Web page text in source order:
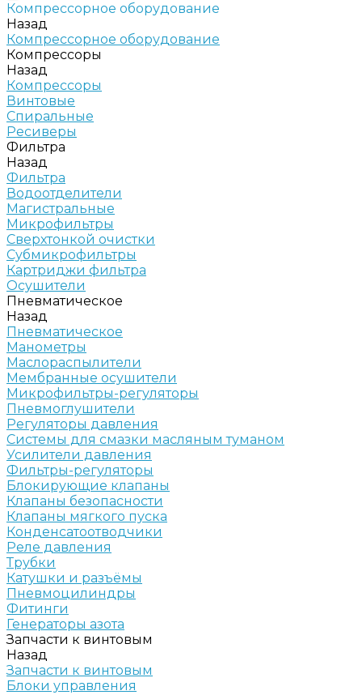
Компрессорное оборудование
Назад
Компрессорное оборудование
Компрессоры
Назад
Компрессоры
Винтовые
Спиральные
Ресиверы
Фильтра
Назад
Фильтра
Водоотделители
Магистральные
Микрофильтры
Сверхтонкой очистки
Субмикрофильтры
Картриджи фильтра
Осушители
Пневматическое
Назад
Пневматическое
Манометры
Маслораспылители
Мембранные осушители
Микрофильтры-регуляторы
Пневмоглушители
Регуляторы давления
Системы для смазки масляным туманом
Усилители давления
Фильтры-регуляторы
Блокирующие клапаны
Клапаны безопасности
Клапаны мягкого пуска
Конденсатоотводчики
Реле давления
Трубки
Катушки и разъёмы
Пневмоцилиндры
Фитинги
Генераторы азота
Запчасти к винтовым
Назад
Запчасти к винтовым
Блоки управления